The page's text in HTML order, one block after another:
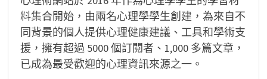
料集合開始，由兩名心理學學生創建，為來自不
同背景的個人提供心理健康建議、工具和學術支
援，擁有超過 5000 個訂閱者、1,000 多篇文章，
已成為最受歡迎的心理資訊來源之一。